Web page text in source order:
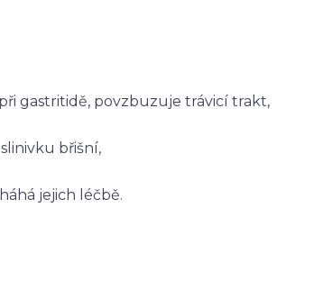
gastritidě, povzbuzuje trávicí trakt,
břišní,
jejich léčbě.